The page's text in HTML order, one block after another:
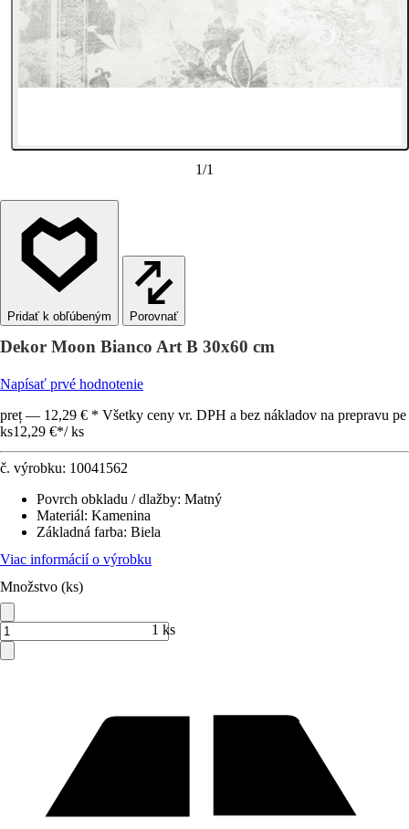
1/1
Porovnať
Dekor Moon Bianco Art B 30x60 cm
Napísať prvé hodnotenie
preț — 12,29 € * Všetky ceny vr. DPH a bez nákladov na prepravu pe
ks12,29 €*/ ks
č. výrobku: 10041562
Povrch obkladu / dlažby: Matný
Materiál: Kamenina
Základná farba: Biela
Viac informácií o výrobku
Množstvo (ks)
1 ks